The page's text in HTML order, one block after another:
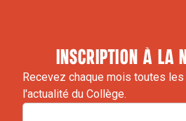
inscription à la
Recevez chaque mois toutes
l'actualité du Collège.